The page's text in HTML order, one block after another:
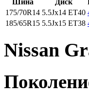
Шина Диск
175/70R14 5.5Jx14 ET40
185/65R15 5.5Jx15 ET38
Nissan